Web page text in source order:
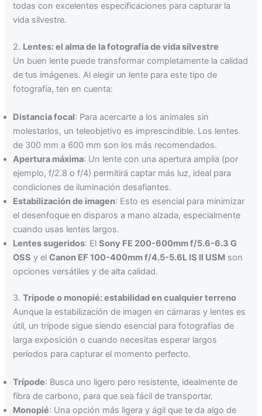
todas con excelentes especificaciones para capturar la
vida silvestre.
2. Lentes: el alma de la fotografía de vida silvestre
Un buen lente puede transformar completamente la calidad
de tus imágenes. Al elegir un lente para este tipo de
fotografía, ten en cuenta:
Distancia focal: Para acercarte a los animales sin
molestarlos, un teleobjetivo es imprescindible. Los lentes
de 300 mm a 600 mm son los más recomendados.
Apertura máxima: Un lente con una apertura amplia (por
ejemplo, f/2.8 o f/4) permitirá captar más luz, ideal para
condiciones de iluminación desafiantes.
Estabilización de imagen: Esto es esencial para minimizar
el desenfoque en disparos a mano alzada, especialmente
cuando usas lentes largos.
Lentes sugeridos: ElSony FE 200-600mm f/5.6-6.3 G
OSS y elCanon EF 100-400mm f/4.5-5.6L IS II USM son
opciones versátiles y de alta calidad.
3.Trípode o monopié: estabilidad en cualquier terreno
Aunque la estabilización de imagen en cámaras y lentes es
útil, un trípode sigue siendo esencial para fotografías de
larga exposición o cuando necesitas esperar largos
períodos para capturar el momento perfecto.
Trípode: Busca uno ligero pero resistente, idealmente de
fibra de carbono, para que sea fácil de transportar.
Monopié: Una opción más ligera y ágil que te da algo de